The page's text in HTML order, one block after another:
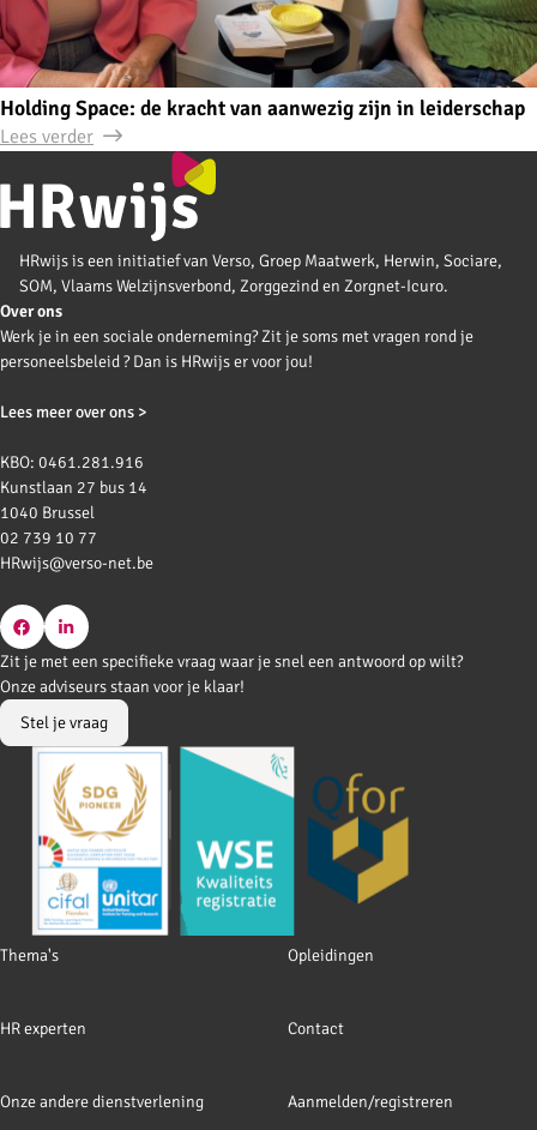
Holding Space: de kracht van aanwezig zijn in leiderschap
Lees verder
HRwijs is een initiatief van Verso, Groep Maatwerk, Herwin, Sociare,
SOM, Vlaams Welzijnsverbond, Zorggezind en Zorgnet-Icuro.
Over ons
Werk je in een sociale onderneming? Zit je soms met vragen rond je
personeelsbeleid ? Dan is HRwijs er voor jou!
Lees meer over ons >
KBO: 0461.281.916
Kunstlaan 27 bus 14
1040 Brussel
02 739 10 77
HRwijs@verso-net.be
Go
to
Facebook
Go
to
LinkedIn
Footer
Thema's Opleidingen
HR experten Contact
Onze andere dienstverlening Aanmelden/registreren
Zit je met een specifieke vraag waar je snel een antwoord op wilt?
Onze adviseurs staan voor je klaar!
Stel je vraag